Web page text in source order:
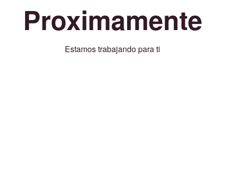
Proximamente
Estamos trabajando para ti